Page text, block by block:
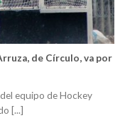
de Círculo, va por
equipo de Hockey
[...]